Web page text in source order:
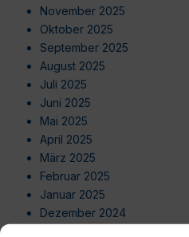
November 2025
Oktober 2025
September 2025
August 2025
Juli 2025
Juni 2025
Mai 2025
April 2025
März 2025
Februar 2025
Januar 2025
Dezember 2024